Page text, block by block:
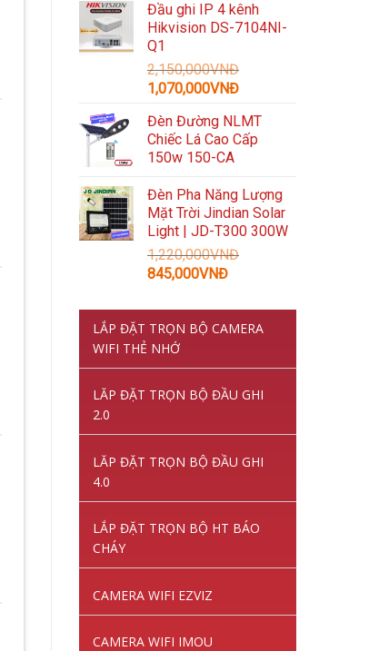
là:
5,959,000VNĐ.
tại
là:
Đầu ghi IP 4 kênh
Hikvision DS-7104NI-
Q1
2,150,000VNĐ
Giá
là:
2,150,000VNĐ.
1,070,000VNĐGiá
tại
là:
Đèn Đường NLMT
Chiếc Lá Cao Cấp
150w 150-CA
Đèn Pha Năng Lượng
Mặt Trời Jindian Solar
Light | JD-T300 300W
1,220,000VNĐ
Giá
là:
1,220,000VNĐ.
845,000VNĐGiá
tại
là:
LẮP ĐẶT TRỌN BỘ CAMERA
WIFI THẺ NHỚ
LĂP ĐẶT TRỌN BỘ ĐẦU GHI
2.0
LĂP ĐẶT TRỌN BỘ ĐẦU GHI
4.0
LẮP ĐẶT TRỌN BỘ HT BÁO
CHÁY
CAMERA WIFI EZVIZ
CAMERA WIFI IMOU